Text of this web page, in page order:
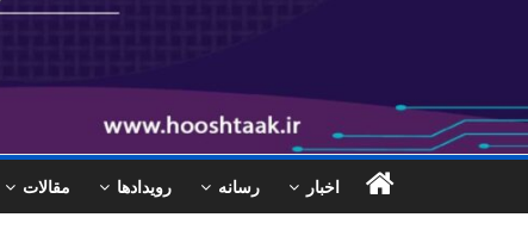
اخبار رسانه رویدادها مقالات